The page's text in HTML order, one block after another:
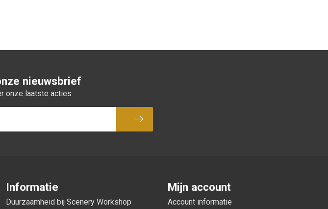
nieuwsbrief
onze laatste acties
Abonneer
Informatie
Duurzaamheid bij Scenery Workshop
Mijn account
Account informatie